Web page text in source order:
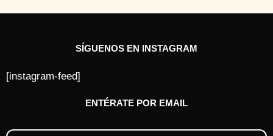
SÍGUENOS EN INSTAGRAM
[instagram-feed]
ENTÉRATE POR EMAIL